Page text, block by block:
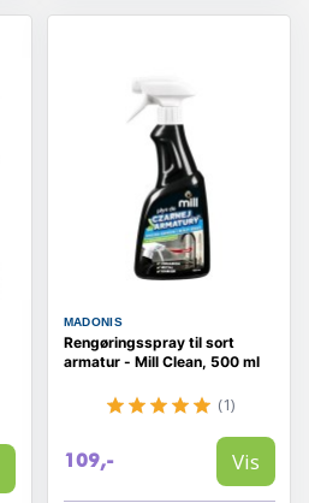
MADONIS
Rengøringsspray til sort
armatur - Mill Clean, 500 ml
(1)
109,- Vis